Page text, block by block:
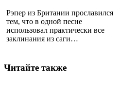
Рэпер из Британии прославился
тем, что в одной песне
использовал практически все
заклинания из саги…
Читайте также